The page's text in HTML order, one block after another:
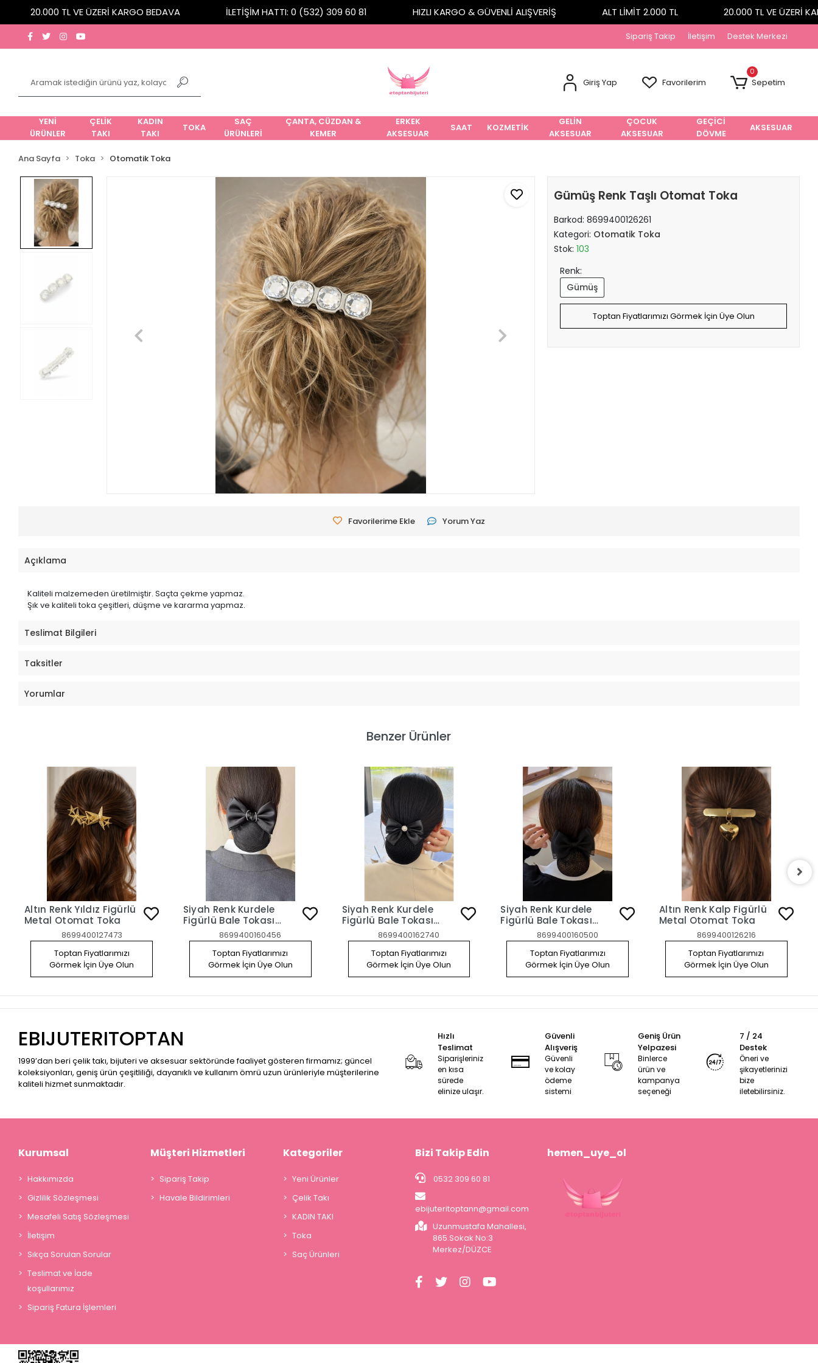
20.000 TL VE ÜZERİ KARGO BEDAVA İLETİŞİM HATTI: 0 (532) 309 60 81 HIZLI KARGO & GÜVENLİ ALIŞVERİŞ ALT LİMİT 2.000 TL 20.000 TL VE ÜZERİ
Sipariş Takip İletişim Destek Merkezi
Giriş Yap Favorilerim
0
Sepetim
YENİ
ÜRÜNLER
ÇELİK
TAKI
KADIN
TAKI
TOKA
SAÇ
ÜRÜNLERİ
ÇANTA, CÜZDAN &
KEMER
ERKEK
AKSESUAR
SAAT KOZMETİK
GELİN
AKSESUAR
ÇOCUK
AKSESUAR
GEÇİCİ
DÖVME
AKSESUAR
Ana Sayfa Toka Otomatik Toka
Gümüş Renk Taşlı Otomat Toka
Barkod:8699400126261
Kategori: Otomatik Toka
Stok:103
Renk:
Gümüş
Toptan Fiyatlarımızı Görmek İçin Üye Olun
Favorilerime Ekle Yorum Yaz
Açıklama
Kaliteli malzemeden üretilmiştir. Saçta çekme yapmaz.
Şık ve kaliteli toka çeşitleri, düşme ve kararma yapmaz.
Teslimat Bilgileri
Taksitler
Yorumlar
Benzer Ürünler
Altın Renk Yıldız Figürlü
Metal Otomat Toka
8699400127473
Toptan Fiyatlarımızı
Görmek İçin Üye Olun
Siyah Renk Kurdele
Figürlü Bale Tokası
Otomat Klipsli File Toka
8699400160456
Toptan Fiyatlarımızı
Görmek İçin Üye Olun
Siyah Renk Kurdele
Figürlü Bale Tokası
Otomat Klipsli File Toka
8699400162740
Toptan Fiyatlarımızı
Görmek İçin Üye Olun
Siyah Renk Kurdele
Figürlü Bale Tokası
Otomat Klipsli File Toka
8699400160500
Toptan Fiyatlarımızı
Görmek İçin Üye Olun
Altın Renk Kalp Figürlü
Metal Otomat Toka
8699400126216
Toptan Fiyatlarımızı
Görmek İçin Üye Olun
EBIJUTERITOPTAN
1999’dan beri çelik takı, bijuteri ve aksesuar sektöründe faaliyet gösteren firmamız; güncel
koleksiyonları, geniş ürün çeşitliliği, dayanıklı ve kullanım ömrü uzun ürünleriyle müşterilerine
kaliteli hizmet sunmaktadır.
Hızlı
Teslimat
Siparişleriniz
en kısa
sürede
elinize ulaşır.
Güvenli
Alışveriş
Güvenli
ve kolay
ödeme
sistemi
Geniş Ürün
Yelpazesi
Binlerce
ürün ve
kampanya
seçeneği
7 / 24
Destek
Öneri ve
şikayetlerinizi
bize
iletebilirsiniz.
Kurumsal
Hakkımızda
Gizlilik Sözleşmesi
Mesafeli Satış Sözleşmesi
İletişim
Sıkça Sorulan Sorular
Teslimat ve İade
koşullarımız
Sipariş Fatura İşlemleri
Müşteri Hizmetleri
Sipariş Takip
Havale Bildirimleri
Kategoriler
Yeni Ürünler
Çelik Takı
KADIN TAKI
Toka
Saç Ürünleri
Bizi Takip Edin
0532 309 60 81
ebijuteritoptann@gmail.com
Uzunmustafa Mahallesi,
865.Sokak No:3
Merkez/DÜZCE
hemen_uye_ol